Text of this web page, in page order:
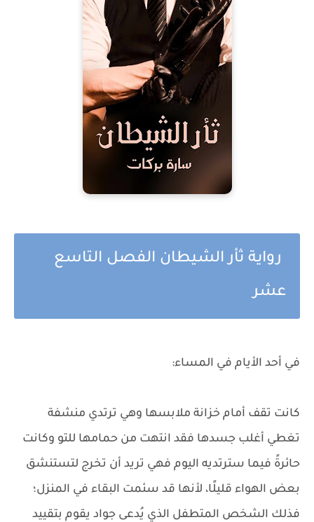
رواية ثأر الشيطان الفصل التاسع
عشر
في أحد الأيام في المساء:
كانت تقف أمام خزانة ملابسها وهي ترتدي منشفة
تغطي أغلب جسدها فقد انتهت من حمامها للتو وكانت
حائرةً فيما سترتديه اليوم فهي تريد أن تخرج لتستنشق
بعض الهواء قليلًا، لأنها قد سئمت البقاء في المنزل؛
فذلك الشخص المتطفل الذي يُدعى جواد يقوم بتقييد